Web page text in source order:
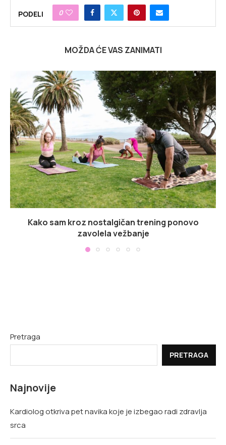
PODELI 0
MOŽDA ĆE VAS ZANIMATI
Kako sam kroz nostalgičan trening ponovo
zavolela vežbanje
Pretraga
PRETRAGA
Najnovije
Kardiolog otkriva pet navika koje je izbegao radi zdravlja
srca